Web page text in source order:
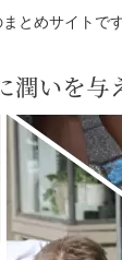
とめサイトです